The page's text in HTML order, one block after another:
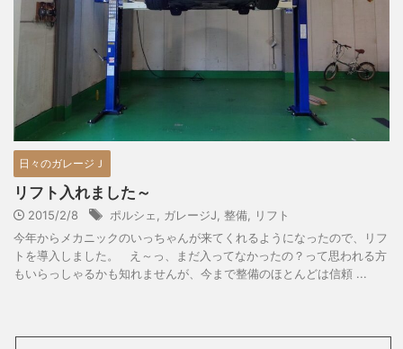
日々のガレージＪ
リフト入れました～
2015/2/8 ポルシェ ガレージJ 整備
リフト
今年からメカニックのいっちゃんが来てくれるようになったので、リフ
トを導入しました。 え～っ、まだ入ってなかったの？って思われる方
もいらっしゃるかも知れませんが、今まで整備のほとんどは信頼 ...